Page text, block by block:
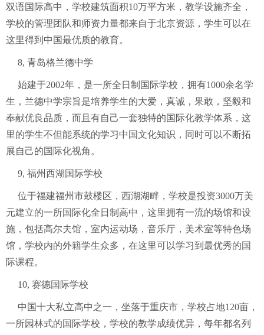
双语国际高中，学校建筑面积10万平方米，教学设施齐全，
学校的管理团队和师资力量都来自于北京资源，学生可以在
这里得到中国最优质的教育。
8, 青岛格兰德中学
始建于2002年，是一所全日制国际学校，拥有1000余名学
生，兰德中学宗旨是培养学生的大爱，真诚，果敢，坚毅和
奉献优良品质，而且有自己一套独特的国际化教学体系，这
里的学生不但能系统的学习中国文化知识，同时可以不断拓
展自己的国际化视角。
9, 福州西湖国际学校
位于福建福州市鼓楼区，西湖湖畔，学校是投资3000万美
元建立的一所国际化全日制高中，这里拥有一流的场馆和设
施，包括高尔夫馆，室内运动场，音乐厅，美术室等特色场
馆，学校内的外籍学生众多，在这里可以学习到最优秀的国
际课程。
10, 赛德国际学校
中国十大私立高中之一，坐落于重庆市，学校占地120亩，
一所园林式的国际学校，学校的教学成绩优异，每年都名列